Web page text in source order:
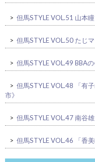
> 但馬STYLE VOL.51 山本瞳
> 但馬STYLE VOL.50 たじマ
> 但馬STYLE VOL.49 BBAの
> 但馬STYLE VOL.48 「有
市》
> 但馬STYLE VOL.47 南谷
> 但馬STYLE VOL.46 「香